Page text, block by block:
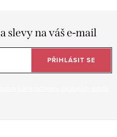
slevy na váš e-mail
PŘIHLÁSIT SE